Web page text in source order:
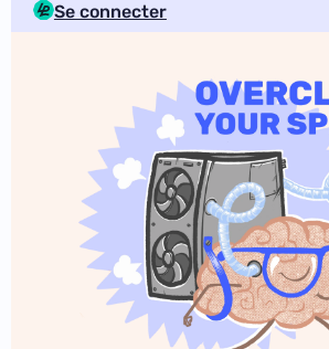
Se connecter